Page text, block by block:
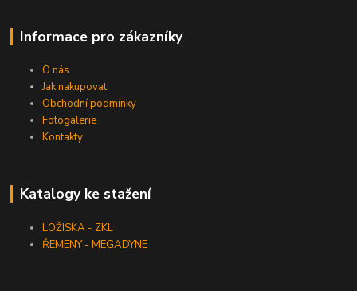
Informace pro zákazníky
O nás
Jak nakupovat
Obchodní podmínky
Fotogalerie
Kontakty
Katalogy ke stažení
LOŽISKA - ZKL
ŘEMENY - MEGADYNE